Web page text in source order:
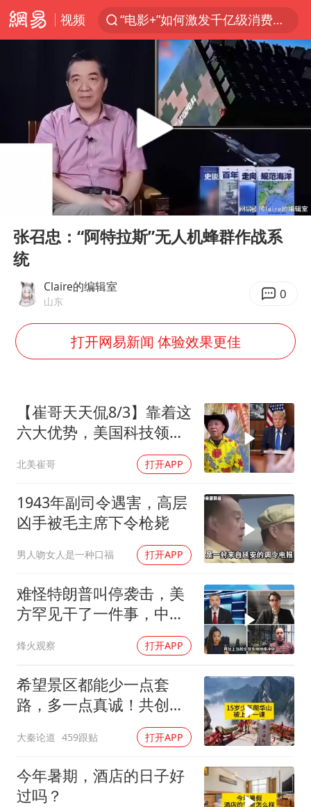
视频
“电影+”如何激发千亿级消费新活力？
胡塞武装袭击也门政府军军营
日本试射“战斧”导弹，国防部回应
东航：国内客票提前14天免费退改
台风白海豚中心风力增强
四川宜宾高县4.9级地震致1死
向鹏0-3不敌张本智和
“新疆阿勒泰八月能滑雪”不实
刘国正说向鹏打得很窝囊
我国外贸延续良好增长态势
陈幸同晋级WTT横滨冠军赛8强
两名乘客在飞机上因调节座椅起冲突
女儿为争财产堵门阻挠父亲出殡
夯实基础开新局
00:00 04:33
张召忠：“阿特拉斯”无人机蜂群作战系
统
Claire的编辑室
山东 0
打开网易新闻 体验效果更佳
【崔哥天天侃8/3】靠着这
六大优势，美国科技领军
北美崔哥 打开APP
1943年副司令遇害，高层
凶手被毛主席下令枪毙
男人吻女人是一种口福 打开APP
难怪特朗普叫停袭击，美
方罕见干了一件事，中方
烽火观察 打开APP
希望景区都能少一点套
路，多一点真诚！共创良
大秦论道 459跟贴 打开APP
今年暑期，酒店的日子好
过吗？